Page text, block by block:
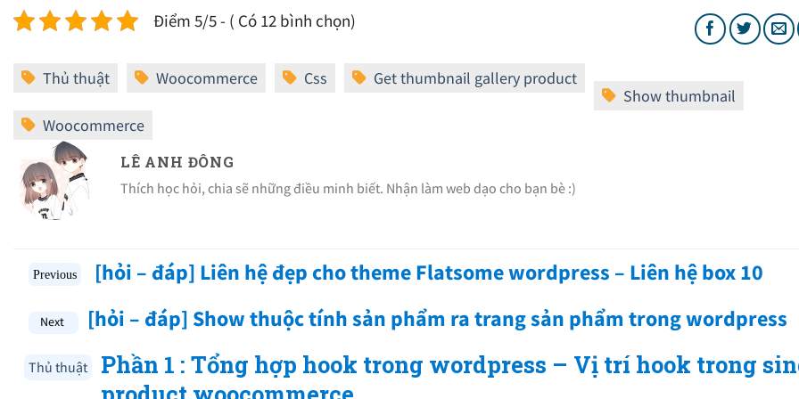
Điểm 5/5 - ( Có 12 bình chọn)
LÊ ANH ĐÔNG
Thích học hỏi, chia sẽ những điều minh biết. Nhận làm web dạo cho bạn bè :)
[hỏi – đáp] Liên hệ đẹp cho theme Flatsome wordpress – Liên hệ box 10
[hỏi – đáp] Show thuộc tính sản phẩm ra trang sản phẩm trong wordpress
Thủ thuật
Phần 1 : Tổng hợp hook trong wordpress – Vị trí hook trong